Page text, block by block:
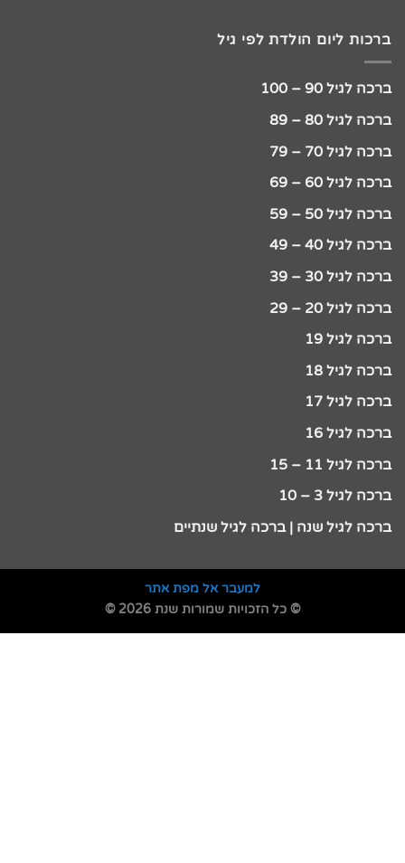
ברכות ליום הולדת לפי גיל
ברכה לגיל 90 – 100
ברכה לגיל 80 – 89
ברכה לגיל 70 – 79
ברכה לגיל 60 – 69
ברכה לגיל 50 – 59
ברכה לגיל 40 – 49
ברכה לגיל 30 – 39
ברכה לגיל 20 – 29
ברכה לגיל 19
ברכה לגיל 18
ברכה לגיל 17
ברכה לגיל 16
ברכה לגיל 11 – 15
ברכה לגיל 3 – 10
ברכה לגיל שנה | ברכה לגיל שנתיים
למעבר אל מפת אתר
© כל הזכויות שמורות שנת 2026 ©